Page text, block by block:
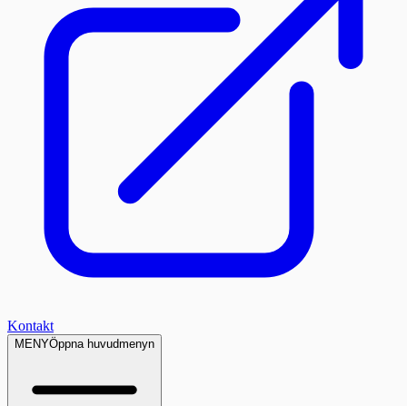
Kontakt
MENYÖppna huvudmenyn